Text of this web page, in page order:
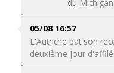
du
05/08 16:57
L'Autriche bat son
deuxième jour